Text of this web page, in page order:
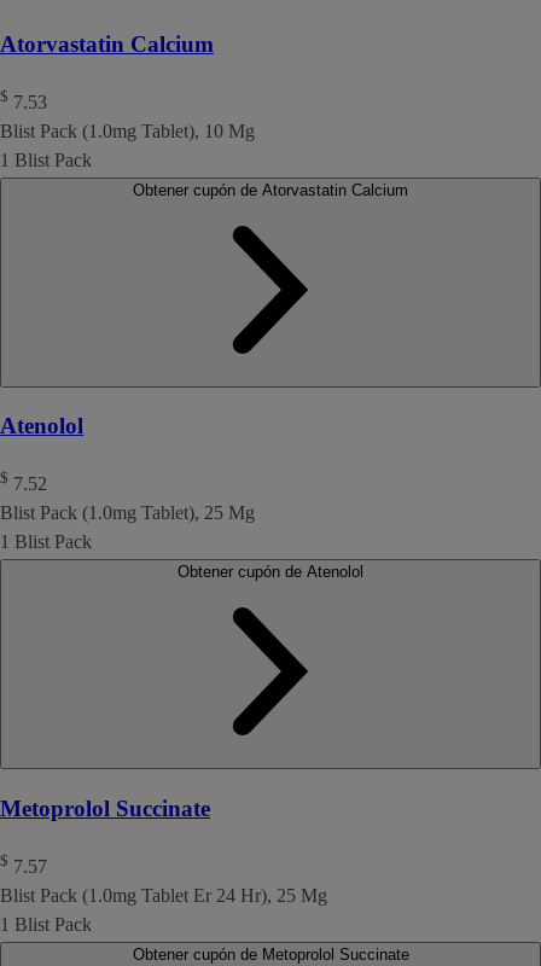
Atorvastatin Calcium
$ 7.53
Blist Pack (1.0mg Tablet), 10 Mg
1 Blist Pack
Atenolol
$ 7.52
Blist Pack (1.0mg Tablet), 25 Mg
1 Blist Pack
Metoprolol Succinate
$ 7.57
Blist Pack (1.0mg Tablet Er 24 Hr), 25 Mg
1 Blist Pack
Obtener cupón de Metoprolol Succinate